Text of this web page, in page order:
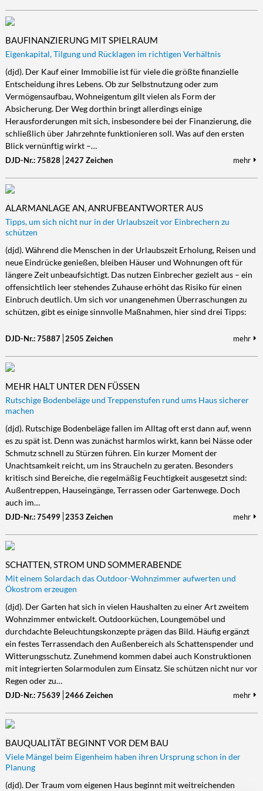
BAUFINANZIERUNG MIT SPIELRAUM
Eigenkapital, Tilgung und Rücklagen im richtigen Verhältnis
(djd). Der Kauf einer Immobilie ist für viele die größte finanzielle
Entscheidung ihres Lebens. Ob zur Selbstnutzung oder zum
Vermögensaufbau, Wohneigentum gilt vielen als Form der
Absicherung. Der Weg dorthin bringt allerdings einige
Herausforderungen mit sich, insbesondere bei der Finanzierung, die
schließlich über Jahrzehnte funktionieren soll. Was auf den ersten
Blick vernünftig wirkt –…
DJD-Nr.: 75828 2427 Zeichen mehr
ALARMANLAGE AN, ANRUFBEANTWORTER AUS
Tipps, um sich nicht nur in der Urlaubszeit vor Einbrechern zu
schützen
(djd). Während die Menschen in der Urlaubszeit Erholung, Reisen und
neue Eindrücke genießen, bleiben Häuser und Wohnungen oft für
längere Zeit unbeaufsichtigt. Das nutzen Einbrecher gezielt aus – ein
offensichtlich leer stehendes Zuhause erhöht das Risiko für einen
Einbruch deutlich. Um sich vor unangenehmen Überraschungen zu
schützen, gibt es einige sinnvolle Maßnahmen, hier sind drei Tipps:
DJD-Nr.: 75887 2505 Zeichen mehr
MEHR HALT UNTER DEN FÜSSEN
Rutschige Bodenbeläge und Treppenstufen rund ums Haus sicherer
machen
(djd). Rutschige Bodenbeläge fallen im Alltag oft erst dann auf, wenn
es zu spät ist. Denn was zunächst harmlos wirkt, kann bei Nässe oder
Schmutz schnell zu Stürzen führen. Ein kurzer Moment der
Unachtsamkeit reicht, um ins Straucheln zu geraten. Besonders
kritisch sind Bereiche, die regelmäßig Feuchtigkeit ausgesetzt sind:
Außentreppen, Hauseingänge, Terrassen oder Gartenwege. Doch
auch im…
DJD-Nr.: 75499 2353 Zeichen mehr
SCHATTEN, STROM UND SOMMERABENDE
Mit einem Solardach das Outdoor-Wohnzimmer aufwerten und
Ökostrom erzeugen
(djd). Der Garten hat sich in vielen Haushalten zu einer Art zweitem
Wohnzimmer entwickelt. Outdoorküchen, Loungemöbel und
durchdachte Beleuchtungskonzepte prägen das Bild. Häufig ergänzt
ein festes Terrassendach den Außenbereich als Schattenspender und
Witterungsschutz. Zunehmend kommen dabei auch Konstruktionen
mit integrierten Solarmodulen zum Einsatz. Sie schützen nicht nur vor
Regen oder zu…
DJD-Nr.: 75639 2466 Zeichen mehr
BAUQUALITÄT BEGINNT VOR DEM BAU
Viele Mängel beim Eigenheim haben ihren Ursprung schon in der
Planung
(djd). Der Traum vom eigenen Haus beginnt mit weitreichenden